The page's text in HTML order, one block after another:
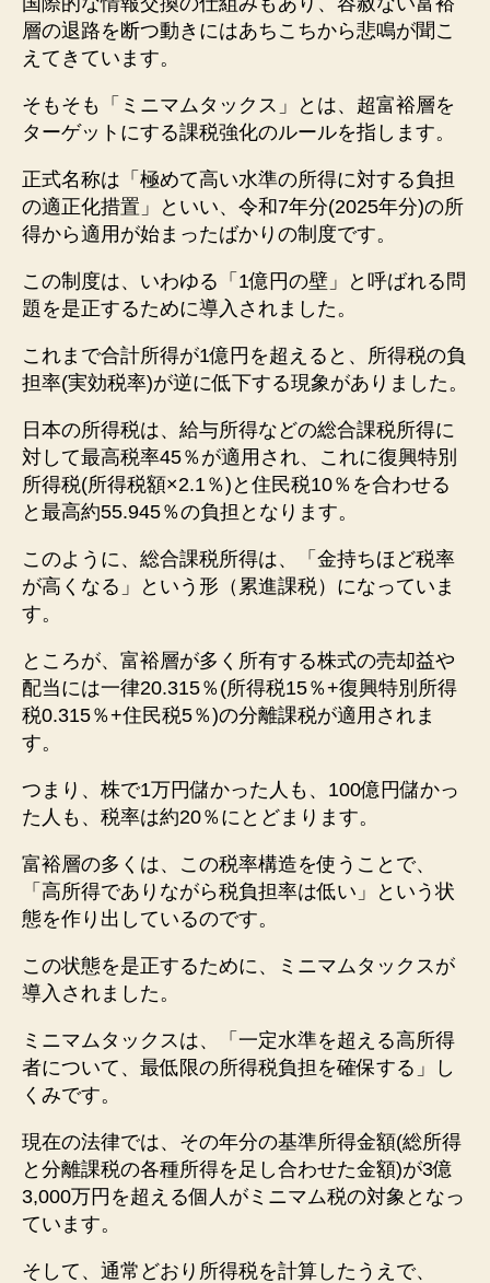
層の退路を断つ動きにはあちこちから悲鳴が聞こ
えてきています。
そもそも「ミニマムタックス」とは、超富裕層を
ターゲットにする課税強化のルールを指します。
正式名称は「極めて高い水準の所得に対する負担
の適正化措置」といい、令和7年分(2025年分)の所
得から適用が始まったばかりの制度です。
この制度は、いわゆる「1億円の壁」と呼ばれる問
題を是正するために導入されました。
これまで合計所得が1億円を超えると、所得税の負
担率(実効税率)が逆に低下する現象がありました。
日本の所得税は、給与所得などの総合課税所得に
対して最高税率45％が適用され、これに復興特別
所得税(所得税額×2.1％)と住民税10％を合わせる
と最高約55.945％の負担となります。
このように、総合課税所得は、「金持ちほど税率
が高くなる」という形（累進課税）になっていま
す。
ところが、富裕層が多く所有する株式の売却益や
配当には一律20.315％(所得税15％+復興特別所得
税0.315％+住民税5％)の分離課税が適用されま
す。
つまり、株で1万円儲かった人も、100億円儲かっ
た人も、税率は約20％にとどまります。
富裕層の多くは、この税率構造を使うことで、
「高所得でありながら税負担率は低い」という状
態を作り出しているのです。
この状態を是正するために、ミニマムタックスが
導入されました。
ミニマムタックスは、「一定水準を超える高所得
者について、最低限の所得税負担を確保する」し
くみです。
現在の法律では、その年分の基準所得金額(総所得
と分離課税の各種所得を足し合わせた金額)が3億
3,000万円を超える個人がミニマム税の対象となっ
ています。
そして、通常どおり所得税を計算したうえで、